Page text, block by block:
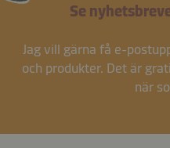
Se
Jag vill gärna få e-
och produkter. Det är
när